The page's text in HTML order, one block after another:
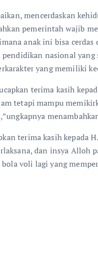
mencerdaskan
pemerintah wajib
anak ini bisa cerdas
nasional
yang memiliki
terima kasih
tetapi mampu
terima kasih kepada
dan insya Alloh
voli lagi yang